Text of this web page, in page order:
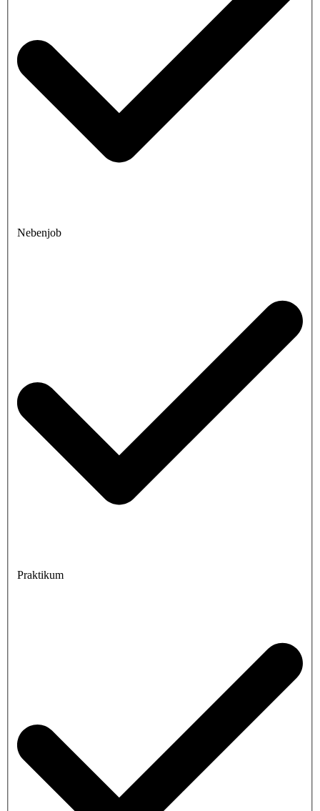
Nebenjob
Praktikum